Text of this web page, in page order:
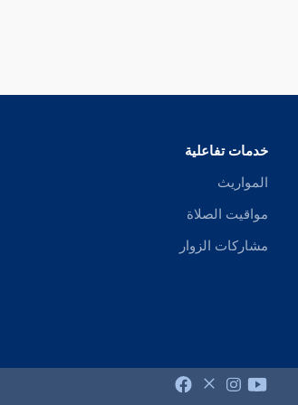
خدمات تفاعلية
المواريث
مواقيت الصلاة
مشاركات الزوار